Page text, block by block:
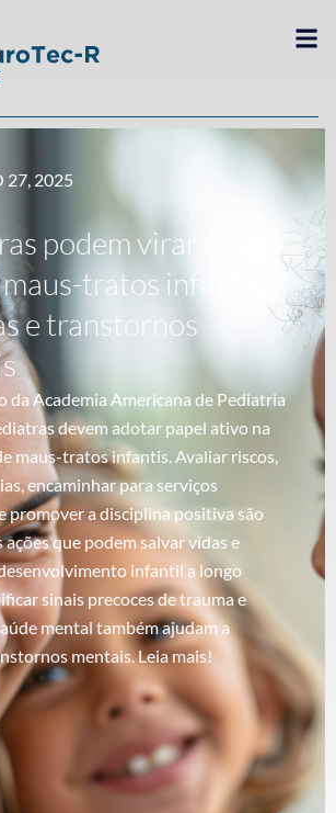
27, 2025
podem virar o jogo
tratos infantis,
e transtornos
da Academia Americana de Pediatria
devem adotar papel ativo na
maus-tratos infantis. Avaliar riscos,
encaminhar para serviços
promover a disciplina positiva são
ações que podem salvar vidas e
infantil a longo
sinais precoces de trauma e
mental também ajudam a
mentais. Leia mais!